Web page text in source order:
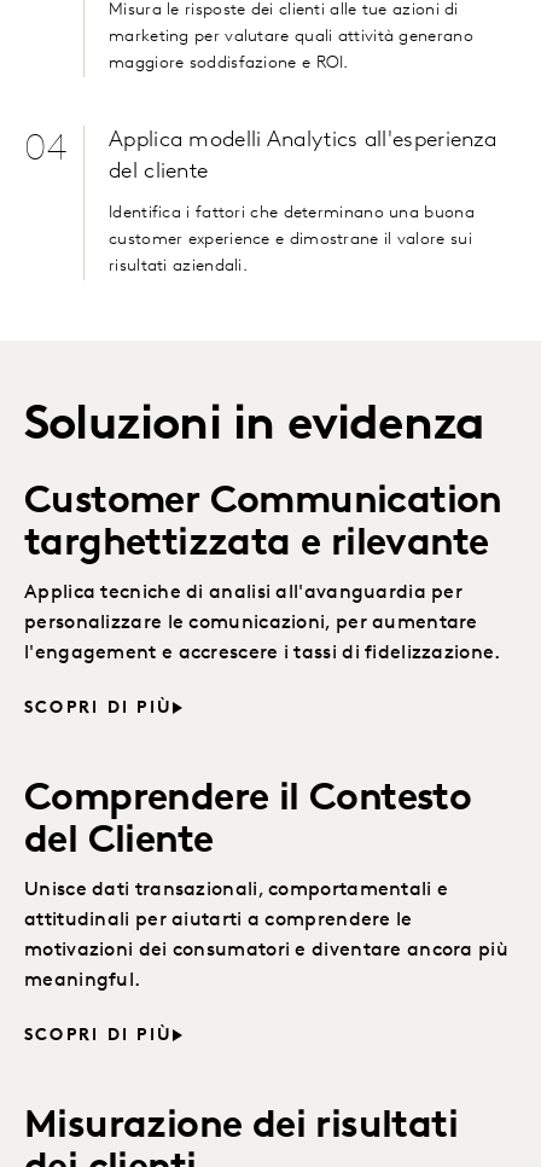
Misura le risposte dei clienti alle tue azioni di
marketing per valutare quali attività generano
maggiore soddisfazione e ROI.
04
Applica modelli Analytics all'esperienza
del cliente
Identifica i fattori che determinano una buona
customer experience e dimostrane il valore sui
risultati aziendali.
Soluzioni in evidenza
Customer Communication
targhettizzata e rilevante
Applica tecniche di analisi all'avanguardia per
personalizzare le comunicazioni, per aumentare
l'engagement e accrescere i tassi di fidelizzazione.
SCOPRI DI PIÙ
Comprendere il Contesto
del Cliente
Unisce dati transazionali, comportamentali e
attitudinali per aiutarti a comprendere le
motivazioni dei consumatori e diventare ancora più
meaningful.
SCOPRI DI PIÙ
Misurazione dei risultati